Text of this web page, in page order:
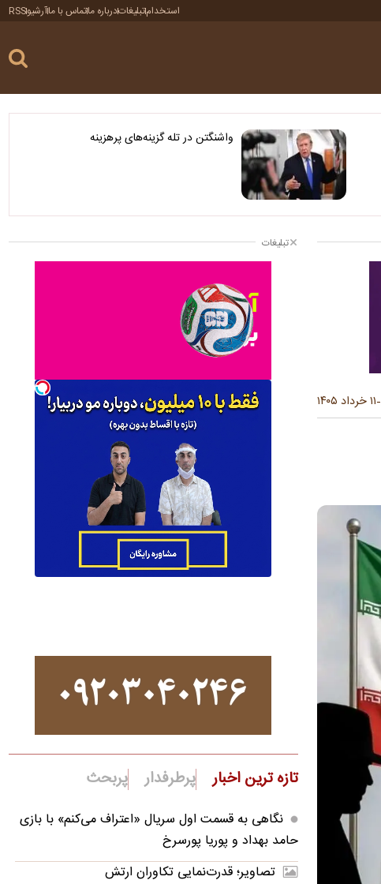
استخدامتبلیغاتدرباره ماتماس با ماآرشیوRSS
واشنگتن در تله گزینه‌های پرهزینه
-۱۱ خرداد ۱۴۰۵
تبلیغات
تازه ترین اخبار پرطرفدار پربحث
نگاهی به قسمت اول سریال «اعتراف می‌کنم» با بازی
حامد بهداد و پوریا پورسرخ
تصاویر؛ قدرت‌نمایی تکاوران ارتش